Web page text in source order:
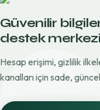
Güvenilir
destek merkezi
Hesap erişimi, gizlilik
kanalları için sade,